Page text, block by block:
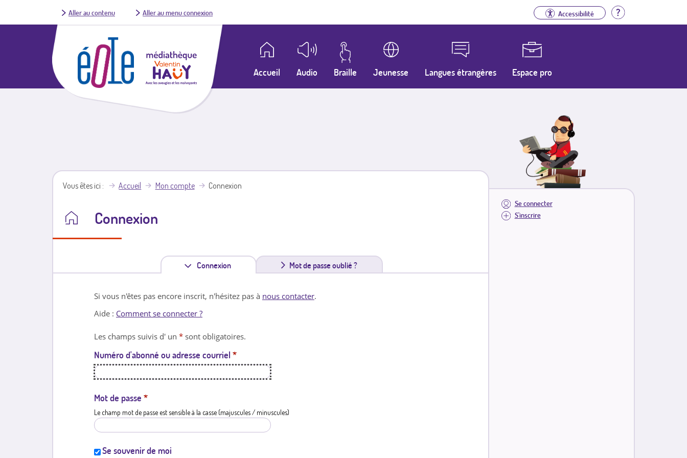
Aller au contenu Aller au menu connexion Accessibilité Aide
Accueil Audio Braille Jeunesse Langues étrangères Espace pro
Se connecter
S'inscrire
Vous êtes ici Accueil Mon compte Connexion
Connexion
Connexion
n
l
e
Mot de passe oublié ?
Si vous n'êtes pas encore inscrit, n'hésitez pas à nous contacter.
Aide : Comment se connecter ?
Les champs suivis d' un * sont obligatoires.
Numéro d'abonné ou adresse courriel *
Mot de passe *
Le champ mot de passe est sensible à la casse (majuscules / minuscules)
Se souvenir de moi